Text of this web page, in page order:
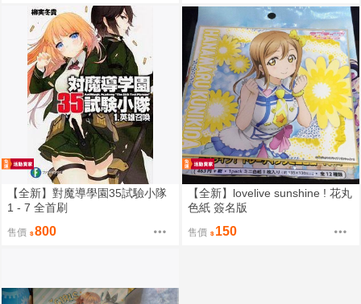
【全新】對魔導學園35試驗小隊
1 - 7 全首刷
售價 800
【全新】lovelive sunshine ! 花丸
色紙 簽名版
售價 150